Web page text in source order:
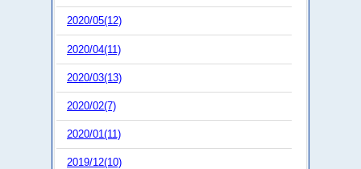
2020/05(12)
2020/04(11)
2020/03(13)
2020/02(7)
2020/01(11)
2019/12(10)